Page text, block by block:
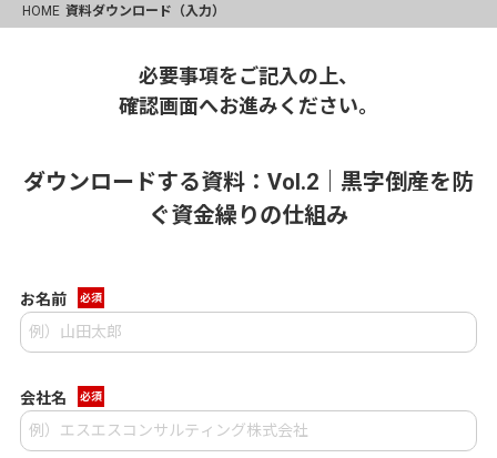
HOME 資料ダウンロード（入力）
必要事項をご記入の上、
確認画面へお進みください。
ダウンロードする資料：Vol.2｜黒字倒産を防
ぐ資金繰りの仕組み
お名前 必須
会社名 必須